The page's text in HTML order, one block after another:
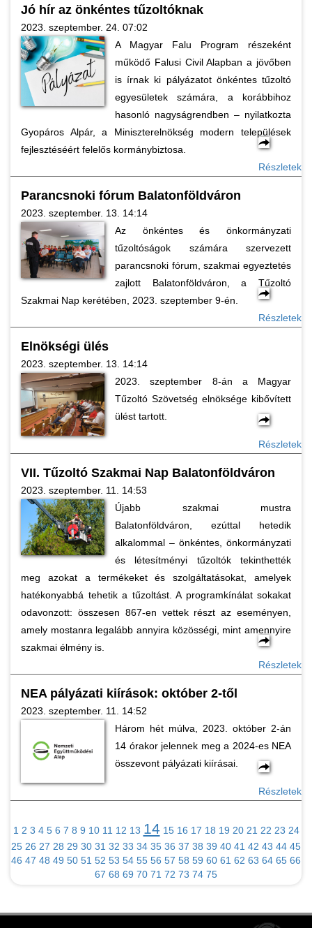
Jó hír az önkéntes tűzoltóknak
2023. szeptember. 24. 07:02
A Magyar Falu Program részeként
működő Falusi Civil Alapban a jövőben
is írnak ki pályázatot önkéntes tűzoltó
egyesületek számára, a korábbihoz
hasonló nagyságrendben – nyilatkozta
Gyopáros Alpár, a Miniszterelnökség modern települések
fejlesztéséért felelős kormánybiztosa.
Részletek
Parancsnoki fórum Balatonföldváron
2023. szeptember. 13. 14:14
Az önkéntes és önkormányzati
tűzoltóságok számára szervezett
parancsnoki fórum, szakmai egyeztetés
zajlott Balatonföldváron, a Tűzoltó
Szakmai Nap kerétében, 2023. szeptember 9-én.
Részletek
Elnökségi ülés
2023. szeptember. 13. 14:14
2023. szeptember 8-án a Magyar
Tűzoltó Szövetség elnöksége kibővített
ülést tartott.
Részletek
VII. Tűzoltó Szakmai Nap Balatonföldváron
2023. szeptember. 11. 14:53
Újabb szakmai mustra
Balatonföldváron, ezúttal hetedik
alkalommal – önkéntes, önkormányzati
és létesítményi tűzoltók tekinthették
meg azokat a termékeket és szolgáltatásokat, amelyek
hatékonyabbá tehetik a tűzoltást. A programkínálat sokakat
odavonzott: összesen 867-en vettek részt az eseményen,
amely mostanra legalább annyira közösségi, mint amennyire
szakmai élmény is.
Részletek
NEA pályázati kiírások: október 2-től
2023. szeptember. 11. 14:52
Három hét múlva, 2023. október 2-án
14 órakor jelennek meg a 2024-es NEA
összevont pályázati kiírásai.
Részletek
1 2 3 4 5 6 7 8 9 10 11 12 13 14 15 16 17 18 19 20 21 22 23 24
25 26 27 28 29 30 31 32 33 34 35 36 37 38 39 40 41 42 43 44 45
46 47 48 49 50 51 52 53 54 55 56 57 58 59 60 61 62 63 64 65 66
67 68 69 70 71 72 73 74 75